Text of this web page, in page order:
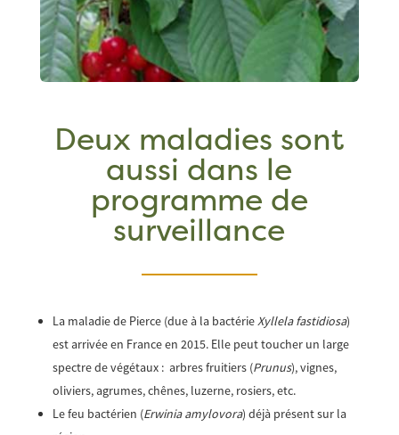
Deux maladies sont
aussi dans le
programme de
surveillance
La maladie de Pierce (due à la bactérieXyllela fastidiosa)
est arrivée en France en 2015. Elle peut toucher un large
spectre de végétaux : arbres fruitiers (Prunus), vignes,
oliviers, agrumes, chênes, luzerne, rosiers, etc.
Le feu bactérien (Erwinia amylovora) déjà présent sur la